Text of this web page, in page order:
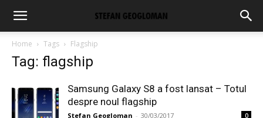
Home Tags Flagship
Tag: flagship
Samsung Galaxy S8 a fost lansat – Totul
despre noul flagship
Stefan Geogloman - 30/03/2017 0